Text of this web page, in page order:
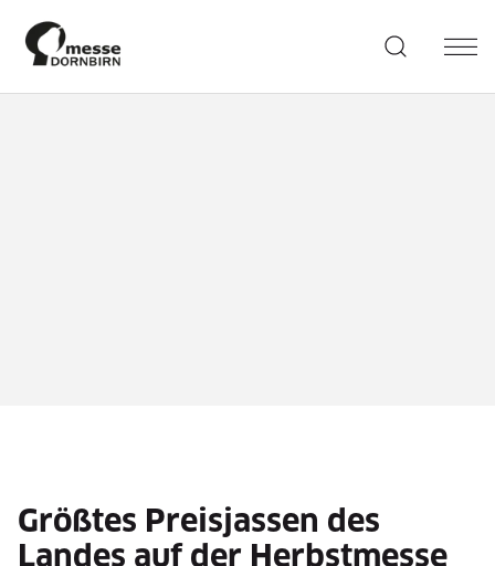
Größtes Preisjassen des
Landes auf der Herbstmesse